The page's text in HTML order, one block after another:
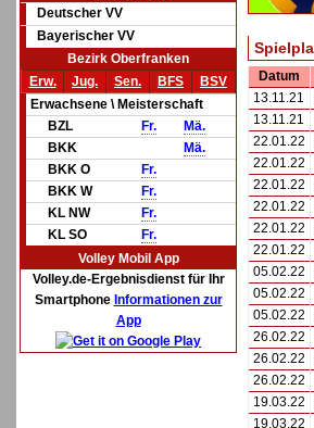
Deutscher VV
Bayerischer VV
Bezirk Oberfranken
Erw.
Jug. Sen. BFS
BSV
Erwachsene \ Meisterschaft
BZL
Fr.
Mä.
BKK
Mä.
BKK O
Fr.
BKK W
Fr.
KL NW
Fr.
KL SO
Fr.
Volley Mobil App
Volley.de-Ergebnisdienst für Ihr
Smartphone Informationen zur
App
Datum
13.11.21
13.11.21
22.01.22
22.01.22
22.01.22
22.01.22
22.01.22
22.01.22
05.02.22
05.02.22
05.02.22
26.02.22
26.02.22
26.02.22
19.03.22
19.03.22